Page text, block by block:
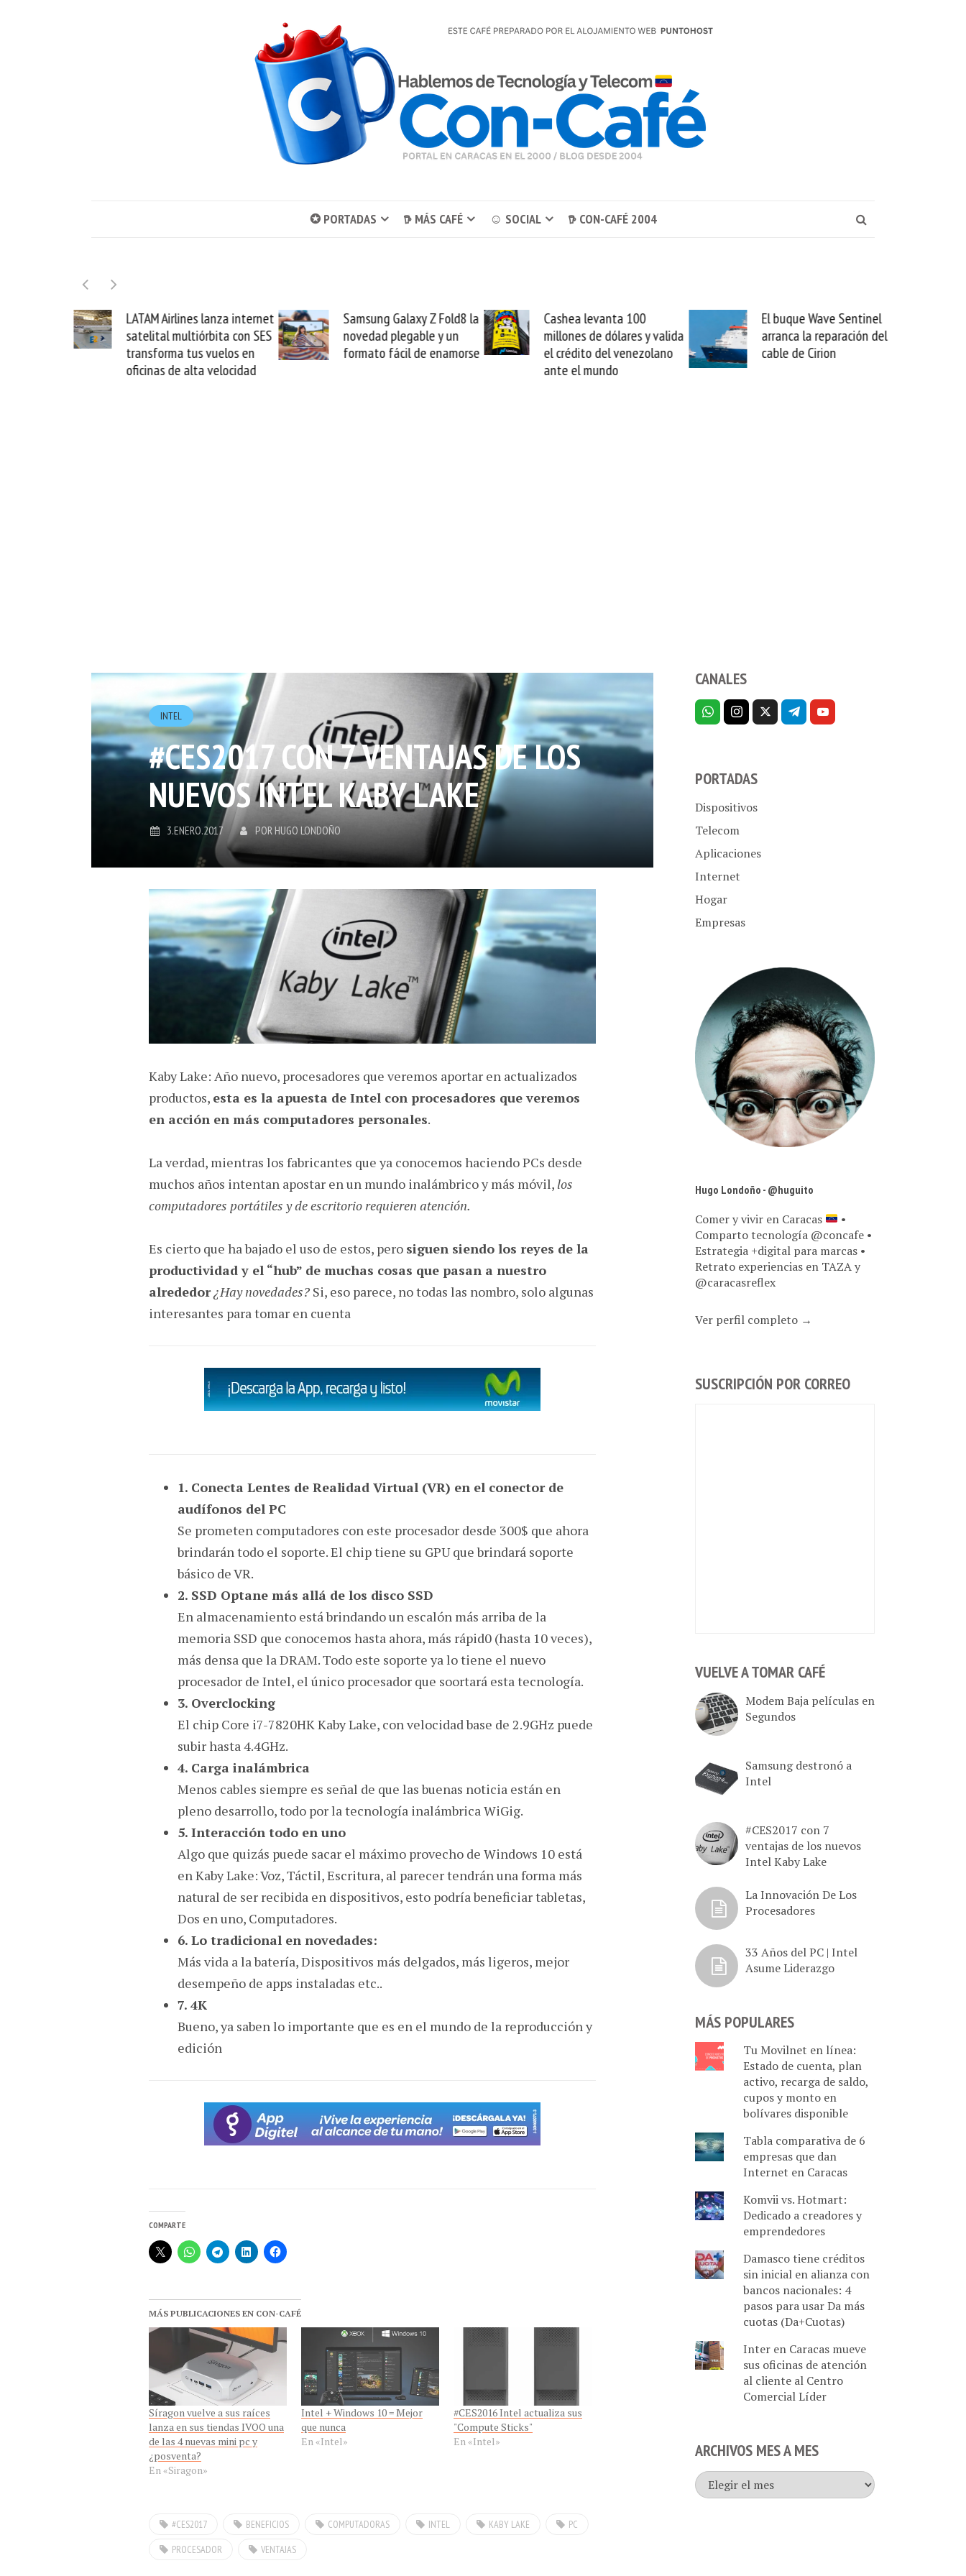
✪ PORTADAS 𖠚 MÁS CAFÉ ☺ SOCIAL 𖠚 CON-CAFÉ 2004
Airlines lanza internet
multiórbita con SES
tus vuelos en
Samsung Galaxy Z Fold8 la
novedad plegable y un
formato fácil de enamorse
Cashea levanta 100
millones de dólares y valida
el crédito del venezolano
El buque Wave Sentinel
arranca la reparación del
cable de Cirion
Uber se lleva PedidosYa y
sabemos todo lo que puede
mejorar tecnológicamente
INTEL
#CES2017 CON 7 VENTAJAS DE LOS
NUEVOS INTEL KABY LAKE
3.ENERO.2017 POR HUGO LONDOÑO
Kaby Lake: Año nuevo, procesadores que veremos aportar en actualizados
productos, esta es la apuesta de Intel con procesadores que veremos
en acción en más computadores personales.
La verdad, mientras los fabricantes que ya conocemos haciendo PCs desde
muchos años intentan apostar en un mundo inalámbrico y más móvil, los
computadores portátiles y de escritorio requieren atención.
Es cierto que ha bajado el uso de estos, pero siguen siendo los reyes de la
productividad y el “hub” de muchas cosas que pasan a nuestro
alrededor ¿Hay novedades? Si, eso parece, no todas las nombro, solo algunas
interesantes para tomar en cuenta
1. Conecta Lentes de Realidad Virtual (VR) en el conector de
audífonos del PC
Se prometen computadores con este procesador desde 300$ que ahora
brindarán todo el soporte. El chip tiene su GPU que brindará soporte
básico de VR.
2. SSD Optane más allá de los disco SSD
En almacenamiento está brindando un escalón más arriba de la
memoria SSD que conocemos hasta ahora, más rápid0 (hasta 10 veces),
más densa que la DRAM. Todo este soporte ya lo tiene el nuevo
procesador de Intel, el único procesador que soortará esta tecnología.
3. Overclocking
El chip Core i7-7820HK Kaby Lake, con velocidad base de 2.9GHz puede
subir hasta 4.4GHz.
4. Carga inalámbrica
Menos cables siempre es señal de que las buenas noticia están en
pleno desarrollo, todo por la tecnología inalámbrica WiGig.
5. Interacción todo en uno
Algo que quizás puede sacar el máximo provecho de Windows 10 está
en Kaby Lake: Voz, Táctil, Escritura, al parecer tendrán una forma más
natural de ser recibida en dispositivos, esto podría beneficiar tabletas,
Dos en uno, Computadores.
6. Lo tradicional en novedades:
Más vida a la batería, Dispositivos más delgados, más ligeros, mejor
desempeño de apps instaladas etc..
7. 4K
Bueno, ya saben lo importante que es en el mundo de la reproducción y
edición
COMPARTE
MÁS PUBLICACIONES EN CON-CAFÉ
Síragon vuelve a sus raíces
lanza en sus tiendas IVOO una
de las 4 nuevas mini pc y
¿posventa?
En «Siragon»
Intel + Windows 10 = Mejor
que nunca
En «Intel»
#CES2016 Intel actualiza sus
"Compute Sticks"
En «Intel»
#CES2017 BENEFICIOS COMPUTADORAS INTEL KABY LAKE
PC
PROCESADOR
VENTAJAS
CANALES
PORTADAS
Dispositivos
Telecom
Aplicaciones
Internet
Hogar
Empresas
Hugo Londoño - @huguito
Comer y vivir en Caracas
•
Comparto tecnología @concafe •
Estrategia +digital para marcas •
Retrato experiencias en TAZA y
@caracasreflex
Ver perfil completo →
SUSCRIPCIÓN POR CORREO
VUELVE A TOMAR CAFÉ
Modem Baja películas en
Segundos
Samsung destronó a
Intel
#CES2017 con 7
ventajas de los nuevos
Intel Kaby Lake
La Innovación De Los
Procesadores
33 Años del PC | Intel
Asume Liderazgo
MÁS POPULARES
Tu Movilnet en línea:
Estado de cuenta, plan
activo, recarga de saldo,
cupos y monto en
bolívares disponible
Tabla comparativa de 6
empresas que dan
Internet en Caracas
Komvii vs. Hotmart:
Dedicado a creadores y
emprendedores
Damasco tiene créditos
sin inicial en alianza con
bancos nacionales: 4
pasos para usar Da más
cuotas (Da+Cuotas)
Inter en Caracas mueve
sus oficinas de atención
al cliente al Centro
Comercial Líder
ARCHIVOS MES A MES
Archivos
mes